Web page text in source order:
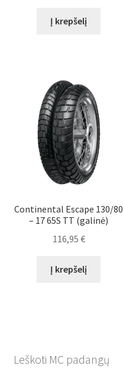
Į krepšelį
Continental Escape 130/80
– 17 65S TT (galinė)
116,95 €
Į krepšelį
Leškoti MC padangų